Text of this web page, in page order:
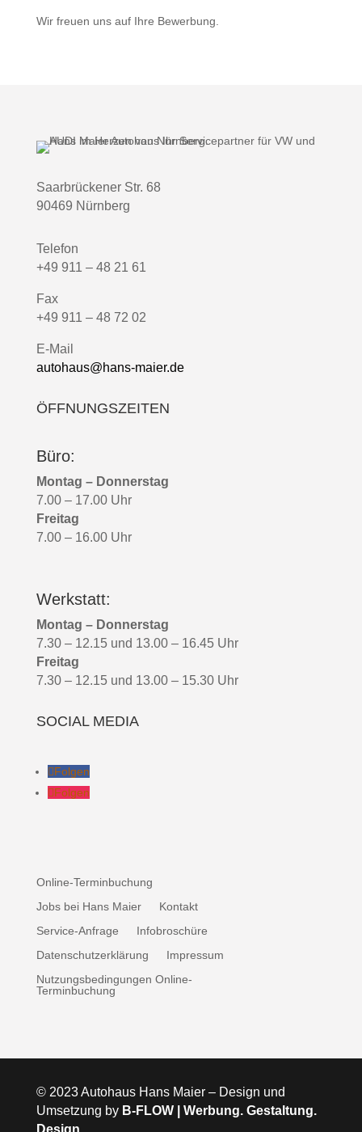
Wir freuen uns auf Ihre Bewerbung.
Saarbrückener Str. 68
90469 Nürnberg
Telefon
+49 911 – 48 21 61
Fax
+49 911 – 48 72 02
E-Mail
autohaus@hans-maier.de
ÖFFNUNGSZEITEN
Büro:
Montag – Donnerstag
7.00 – 17.00 Uhr
Freitag
7.00 – 16.00 Uhr
Werkstatt:
Montag – Donnerstag
7.30 – 12.15 und 13.00 – 16.45 Uhr
Freitag
7.30 – 12.15 und 13.00 – 15.30 Uhr
SOCIAL MEDIA
Folgen
Folgen
Online-Terminbuchung
Jobs bei Hans Maier
Kontakt
Service-Anfrage
Infobroschüre
Datenschutzerklärung
Impressum
Nutzungsbedingungen Online-
Terminbuchung
© 2023 Autohaus Hans Maier – Design und
Umsetzung by B-FLOW | Werbung. Gestaltung.
Design